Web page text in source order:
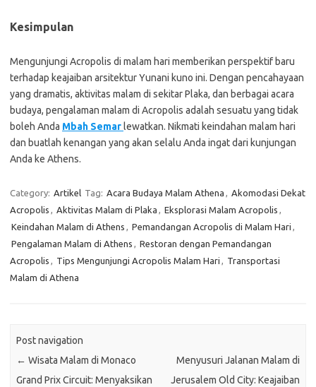
Kesimpulan
Mengunjungi Acropolis di malam hari memberikan perspektif baru
terhadap keajaiban arsitektur Yunani kuno ini. Dengan pencahayaan
yang dramatis, aktivitas malam di sekitar Plaka, dan berbagai acara
budaya, pengalaman malam di Acropolis adalah sesuatu yang tidak
boleh Anda Mbah Semar lewatkan. Nikmati keindahan malam hari
dan buatlah kenangan yang akan selalu Anda ingat dari kunjungan
Anda ke Athens.
Category: Artikel Tag: Acara Budaya Malam Athena , Akomodasi Dekat
Acropolis , Aktivitas Malam di Plaka , Eksplorasi Malam Acropolis ,
Keindahan Malam di Athens , Pemandangan Acropolis di Malam Hari ,
Pengalaman Malam di Athens , Restoran dengan Pemandangan
Acropolis , Tips Mengunjungi Acropolis Malam Hari , Transportasi
Malam di Athena
Post navigation
← Wisata Malam di Monaco
Grand Prix Circuit: Menyaksikan
Menyusuri Jalanan Malam di
Jerusalem Old City: Keajaiban